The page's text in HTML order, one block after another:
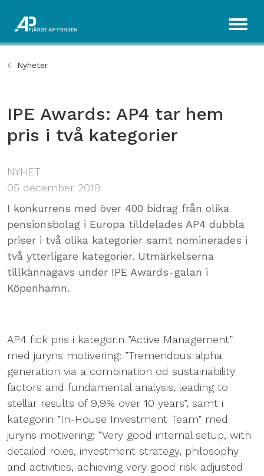
Nyheter
IPE Awards: AP4 tar hem
pris i två kategorier
NYHET
05 december 2019
I konkurrens med över 400 bidrag från olika
pensionsbolag i Europa tilldelades AP4 dubbla
priser i två olika kategorier samt nominerades i
två ytterligare kategorier. Utmärkelserna
tillkännagavs under IPE Awards-galan i
Köpenhamn.
AP4 fick pris i kategorin ”Active Management”
med juryns motivering: ”Tremendous alpha
generation via a combination od sustainability
factors and fundamental analysis, leading to
stellar results of 9,9% over 10 years”, samt i
kategorin ”In-House Investment Team” med
juryns motivering: “Very good internal setup, with
detailed roles, investment strategy, philosophy
and activities, achieving very good risk-adjusted